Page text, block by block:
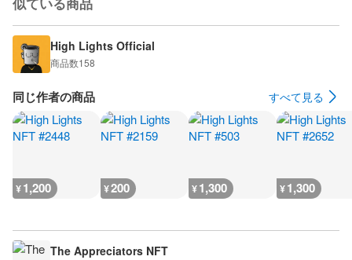
High Lights Official
商品数158
同じ作者の商品 すべて見る
¥1,200 ¥200 ¥1,300 ¥1,300
The Appreciators NFT